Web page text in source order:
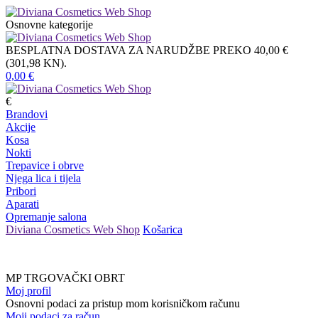
Osnovne kategorije
BESPLATNA DOSTAVA ZA NARUDŽBE PREKO 40,00 €
(301,98 KN).
0,00 €
€
Brandovi
Akcije
Kosa
Nokti
Trepavice i obrve
Njega lica i tijela
Pribori
Aparati
Opremanje salona
Diviana Cosmetics Web Shop Košarica
MP TRGOVAČKI OBRT
Moj profil
Osnovni podaci za pristup mom korisničkom računu